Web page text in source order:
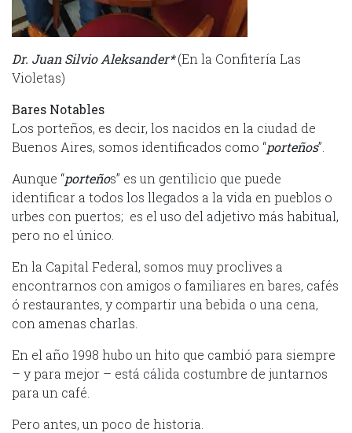
Dr. Juan Silvio Aleksander*(En la Confitería Las
Violetas)
Bares Notables
Los porteños, es decir, los nacidos en la ciudad de
Buenos Aires, somos identificados como “porteños”.
Aunque “porteños” es un gentilicio que puede
identificar a todos los llegados a la vida en pueblos o
urbes con puertos; es el uso del adjetivo más habitual,
pero no el único.
En la Capital Federal, somos muy proclives a
encontrarnos con amigos o familiares en bares, cafés
ó restaurantes, y compartir una bebida o una cena,
con amenas charlas.
En el año 1998 hubo un hito que cambió para siempre
– y para mejor – está cálida costumbre de juntarnos
para un café.
Pero antes, un poco de historia.